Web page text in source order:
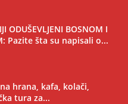
ODUŠEVLJENI BOSNOM I
Pazite šta su napisali o...
hrana, kafa, kolači,
tura za...